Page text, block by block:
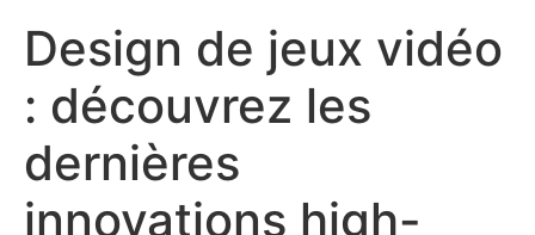
Design de jeux vidéo
: découvrez les
dernières
innovations high-